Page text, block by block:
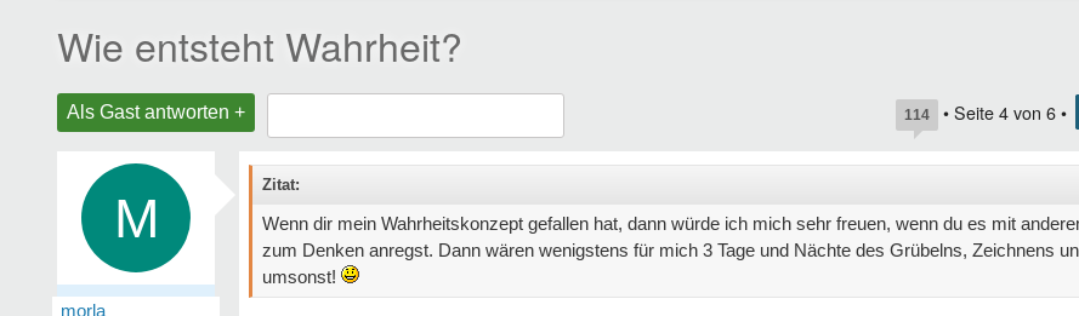
Wie entsteht Wahrheit?
Als Gast antworten + 114 • Seite 4 von 6 •
M
morla
Zitat:
Wenn dir mein Wahrheitskonzept gefallen hat, dann würde ich mich sehr freuen, wenn du es mit
zum Denken anregst. Dann wären wenigstens für mich 3 Tage und Nächte des Grübelns, Zeichnens
umsonst!